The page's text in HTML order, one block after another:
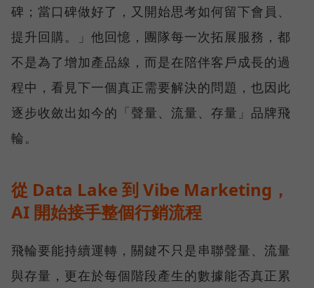
碑；當口碑做好了，又開始思考如何留下會員、
提升回購。」他回憶，團隊每一次拓展服務，都
不是為了增加產品線，而是在陪伴客戶成長的過
程中，看見下一個真正需要解決的問題，也因此
逐步收斂出如今的「聲量、流量、存量」品牌飛
輪。
從 Data Lake 到 Vibe Marketing，
AI 開始接手整個行銷流程
飛輪要能持續運轉，關鍵不只是串聯聲量、流量
與存量，更在於每個階段產生的數據能否真正累